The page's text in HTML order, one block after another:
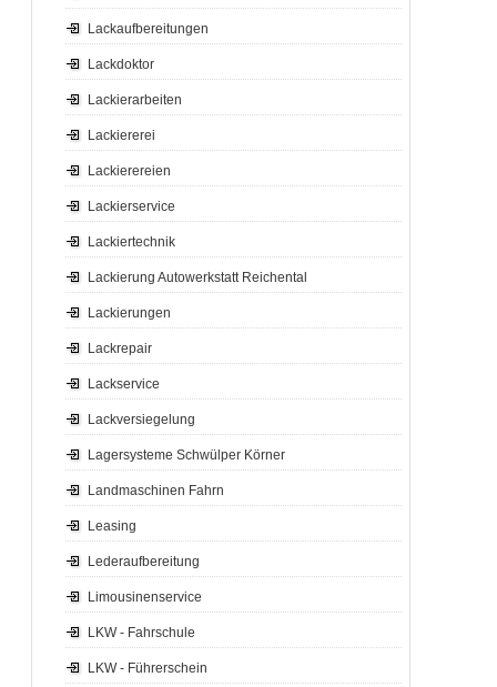
Lackaufbereitungen
Lackdoktor
Lackierarbeiten
Lackiererei
Lackierereien
Lackierservice
Lackiertechnik
Lackierung Autowerkstatt Reichental
Lackierungen
Lackrepair
Lackservice
Lackversiegelung
Lagersysteme Schwülper Körner
Landmaschinen Fahrn
Leasing
Lederaufbereitung
Limousinenservice
LKW - Fahrschule
LKW - Führerschein